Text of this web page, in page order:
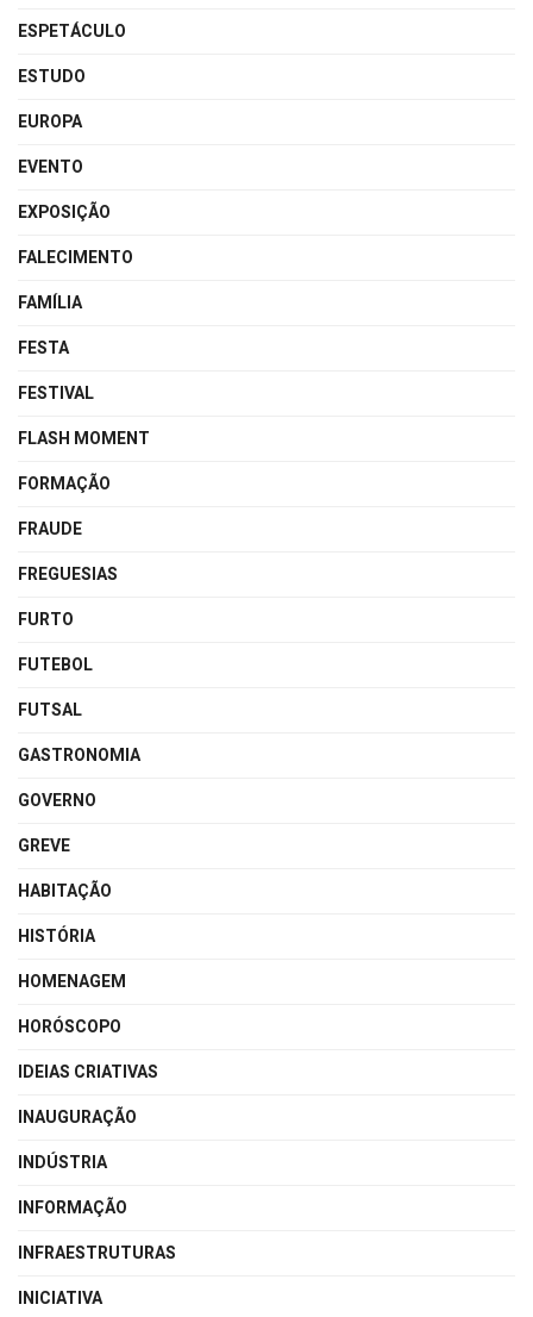
ESPETÁCULO
ESTUDO
EUROPA
EVENTO
EXPOSIÇÃO
FALECIMENTO
FAMÍLIA
FESTA
FESTIVAL
FLASH MOMENT
FORMAÇÃO
FRAUDE
FREGUESIAS
FURTO
FUTEBOL
FUTSAL
GASTRONOMIA
GOVERNO
GREVE
HABITAÇÃO
HISTÓRIA
HOMENAGEM
HORÓSCOPO
IDEIAS CRIATIVAS
INAUGURAÇÃO
INDÚSTRIA
INFORMAÇÃO
INFRAESTRUTURAS
INICIATIVA